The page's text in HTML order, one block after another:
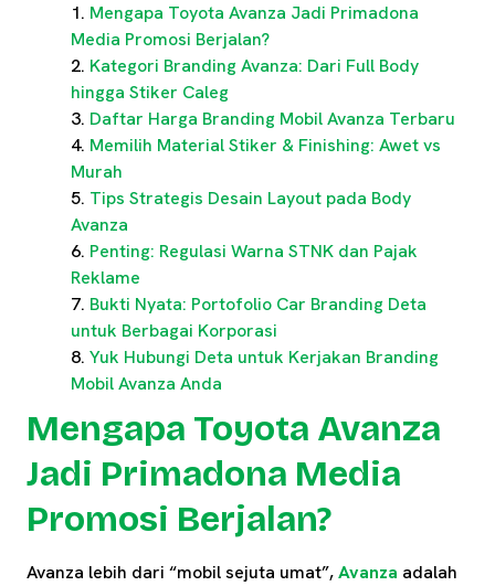
Mengapa Toyota Avanza Jadi Primadona
Media Promosi Berjalan?
Kategori Branding Avanza: Dari Full Body
hingga Stiker Caleg
Daftar Harga Branding Mobil Avanza Terbaru
Memilih Material Stiker & Finishing: Awet vs
Murah
Tips Strategis Desain Layout pada Body
Avanza
Penting: Regulasi Warna STNK dan Pajak
Reklame
Bukti Nyata: Portofolio Car Branding Deta
untuk Berbagai Korporasi
Yuk Hubungi Deta untuk Kerjakan Branding
Mobil Avanza Anda
Mengapa Toyota Avanza
Jadi Primadona Media
Promosi Berjalan?
Avanza lebih dari “mobil sejuta umat”,Avanza adalah